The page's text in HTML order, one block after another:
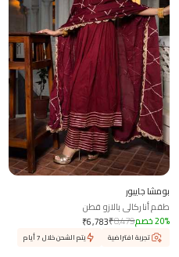
بومشا جايبور
طقم أناركالي بالازو قطن
₹6,783₹8,479 20% خصم
تجربة افتراضية يتم الشحن خلال 7 أيام